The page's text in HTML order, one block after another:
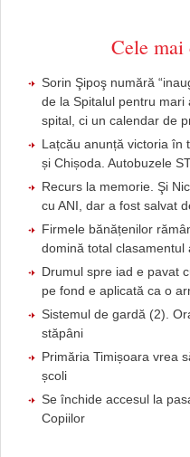
Cele
Sorin Şipoş numără
de la Spitalul pentru mari
spital, ci un calendar de
Lațcău anunță victoria în
și Chișoda. Autobuzele
Recurs la memorie. Şi
cu ANI, dar a fost salvat
Firmele bănățenilor
domină total
Drumul spre iad e pavat
pe fond e aplicată ca o
Sistemul de gardă (2).
stăpâni
Primăria Timișoara vrea
școli
Se închide accesul la
Copiilor